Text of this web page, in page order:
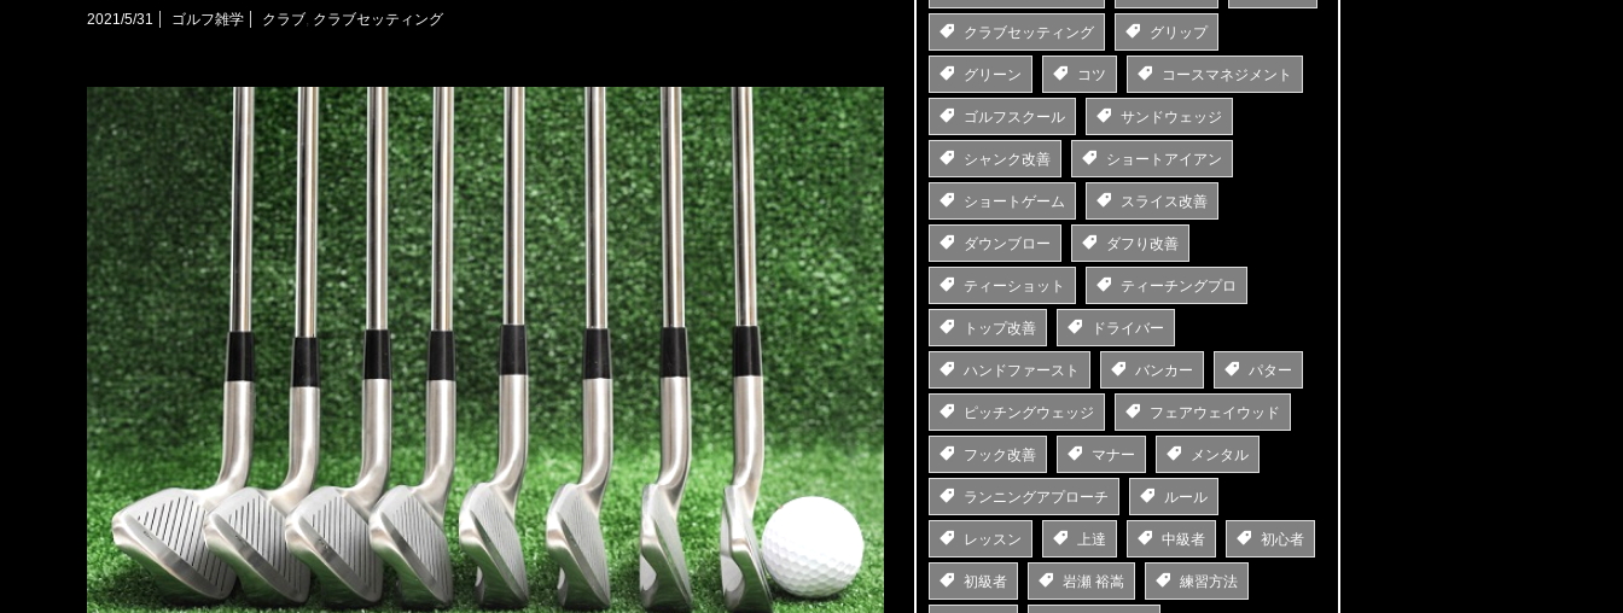
2021/5/31 ゴルフ雑学 クラブ, クラブセッティング
クラブセッティング グリップ
グリーン コツ コースマネジメント
ゴルフスクール サンドウェッジ
シャンク改善 ショートアイアン
ショートゲーム スライス改善
ダウンブロー ダフり改善
ティーショット ティーチングプロ
トップ改善 ドライバー
ハンドファースト バンカー パター
ピッチングウェッジ フェアウェイウッド
フック改善 マナー メンタル
ランニングアプローチ ルール
レッスン 上達 中級者 初心者
初級者 岩瀬 裕嵩 練習方法